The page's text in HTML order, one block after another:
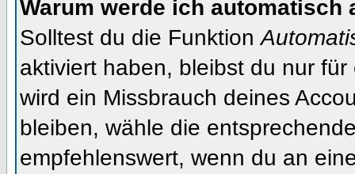
Warum werde ich automatisch
Solltest du die Funktion
aktiviert haben, bleibst du nur
wird ein Missbrauch deines
bleiben, wähle die
empfehlenswert, wenn du an